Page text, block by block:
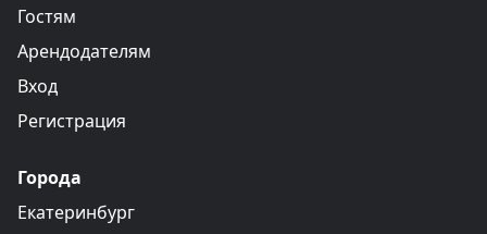
Гостям
Арендодателям
Вход
Регистрация
Города
Екатеринбург